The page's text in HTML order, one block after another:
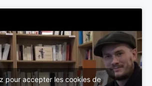
pour accepter les cookies de